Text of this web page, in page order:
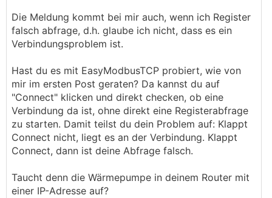
Die Meldung kommt bei mir auch, wenn ich Register
falsch abfrage, d.h. glaube ich nicht, dass es ein
Verbindungsproblem ist.
Hast du es mit EasyModbusTCP probiert, wie von
mir im ersten Post geraten? Da kannst du auf
"Connect" klicken und direkt checken, ob eine
Verbindung da ist, ohne direkt eine Registerabfrage
zu starten. Damit teilst du dein Problem auf: Klappt
Connect nicht, liegt es an der Verbindung. Klappt
Connect, dann ist deine Abfrage falsch.
Taucht denn die Wärmepumpe in deinem Router mit
einer IP-Adresse auf?